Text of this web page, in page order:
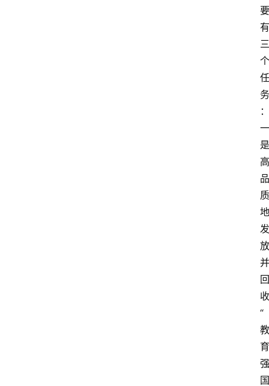
要
有
三
个
任
务
：
一
是
高
品
质
地
发
放
并
回
收
“
教
育
强
国